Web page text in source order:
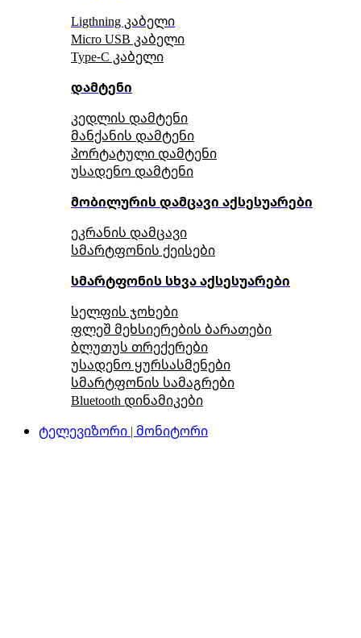
Ligthning კაბელი
Micro USB კაბელი
Type-C კაბელი
დამტენი
კედლის დამტენი
მანქანის დამტენი
პორტატული დამტენი
უსადენო დამტენი
მობილურის დამცავი აქსესუარები
ეკრანის დამცავი
სმარტფონის ქეისები
სმარტფონის სხვა აქსესუარები
სელფის ჯოხები
ფლეშ მეხსიერების ბარათები
ბლუთუს თრექერები
უსადენო ყურსასმენები
სმარტფონის სამაგრები
Bluetooth დინამიკები
ტელევიზორი | მონიტორი